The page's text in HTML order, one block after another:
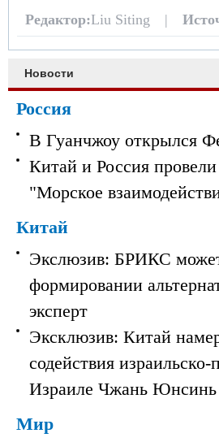
Редактор:Liu Siting |
Новости
Россия
В Гуанчжоу открылся
Китай и Россия
"Морское
Китай
Экслюзив: БРИКС
формировании
эксперт
Эксклюзив: Китай
содействия
Израиле Чжань Юнсинь
Мир